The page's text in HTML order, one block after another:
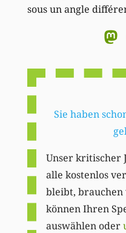
sous un angle
Sie haben
Unser kritischer
alle kostenlos
bleibt,
können Ihren
auswählen oder